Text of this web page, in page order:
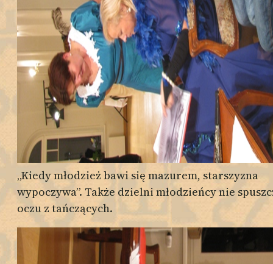
„Kiedy młodzież bawi się mazurem, starszyzna
wypoczywa”. Także dzielni młodzieńcy nie
oczu z tańczących.